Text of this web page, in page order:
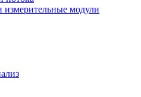
измерительные модули